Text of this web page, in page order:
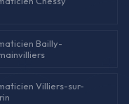
Bailly-
Villiers-sur-